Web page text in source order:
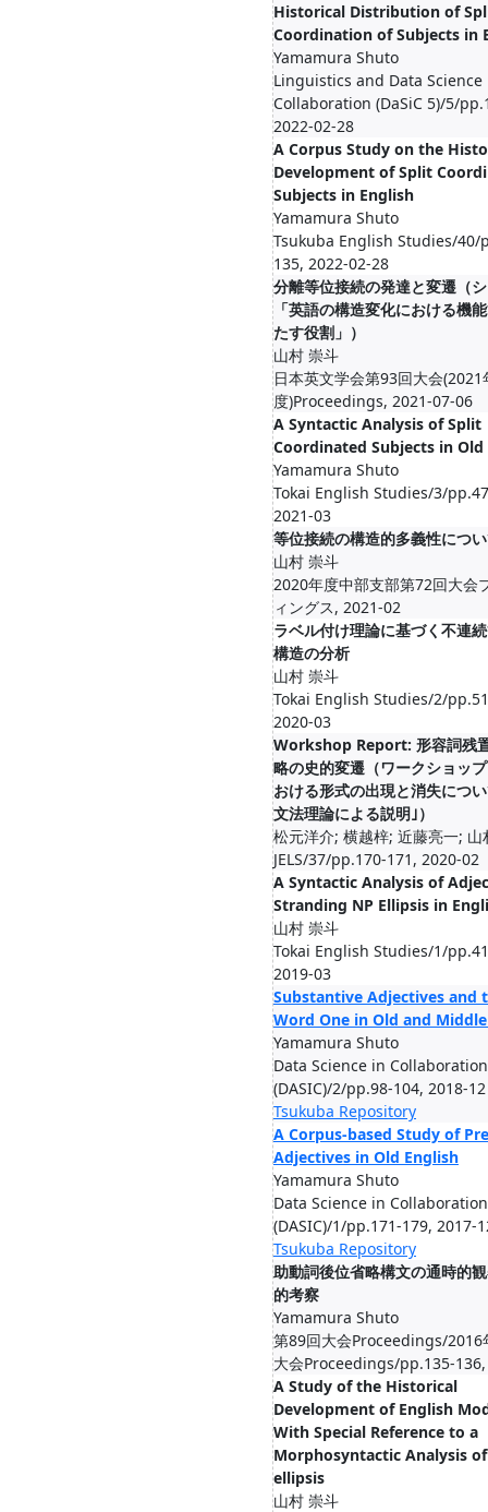
Historical Distribution of
Coordination of Subjects in
Yamamura Shuto
Linguistics and Data Science
Collaboration (DaSiC 5)/5/
2022-02-28
A Corpus Study on the
Development of Split
Subjects in English
Yamamura Shuto
Tsukuba English Studies/40/
135, 2022-02-28
分離等位接続の発達と変遷（
「英語の構造変化における機
たす役割」）
山村 崇斗
日本英文学会第93回大会(2021
度)Proceedings, 2021-07-06
A Syntactic Analysis of Split
Coordinated Subjects in Old
Yamamura Shuto
Tokai English Studies/3/
2021-03
等位接続の構造的多義性につ
山村 崇斗
2020年度中部支部第72回大会
ィングス, 2021-02
ラベル付け理論に基づく不連
構造の分析
山村 崇斗
Tokai English Studies/2/
2020-03
Workshop Report: 形容詞残
略の史的変遷（ワークショッ
おける形式の出現と消失につ
文法理論による説明｣）
松元洋介; 横越梓; 近藤亮一; 山
JELS/37/pp.170-171, 2020-02
A Syntactic Analysis of
Stranding NP Ellipsis in
山村 崇斗
Tokai English Studies/1/
2019-03
Substantive Adjectives and
Word One in Old and
Yamamura Shuto
Data Science in Collaboration
(DASIC)/2/pp.98-104, 2018-12
Tsukuba Repository
A Corpus-based Study of
Adjectives in Old English
Yamamura Shuto
Data Science in Collaboration
(DASIC)/1/pp.171-179, 2017-
Tsukuba Repository
助動詞後位省略構文の通時的
的考察
Yamamura Shuto
第89回大会Proceedings/2016
大会Proceedings/pp.135-
A Study of the Historical
Development of English
With Special Reference to a
Morphosyntactic Analysis of
ellipsis
山村 崇斗